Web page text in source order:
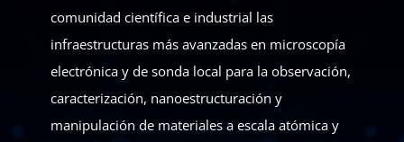
comunidad científica e industrial las
infraestructuras más avanzadas en microscopía
electrónica y de sonda local para la observación,
caracterización, nanoestructuración y
manipulación de materiales a escala atómica y